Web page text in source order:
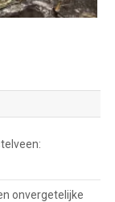
onvergetelijke